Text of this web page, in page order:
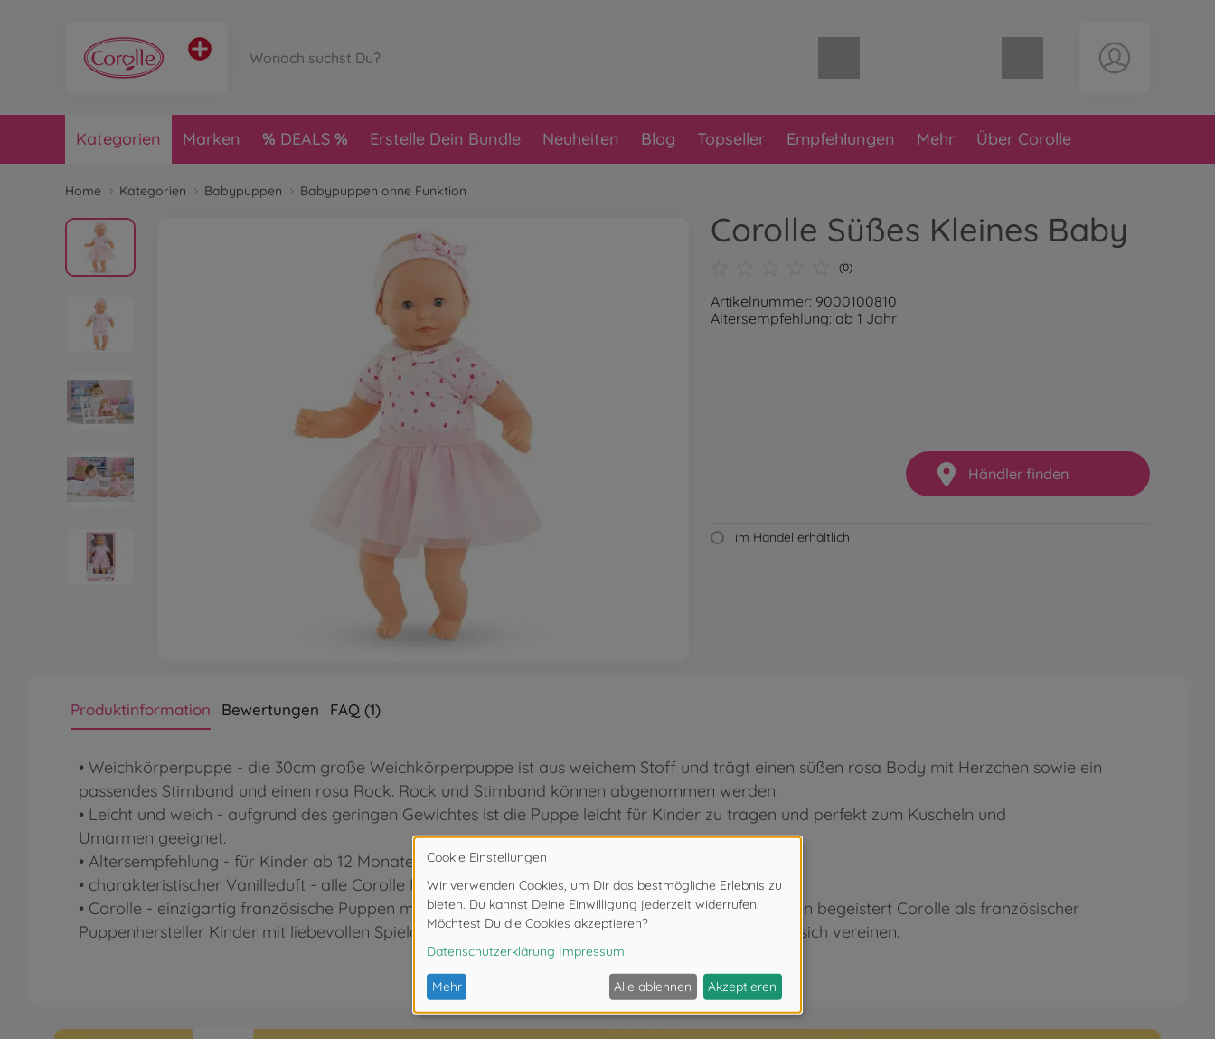
Warenkorb leer
Kategorien Marken DEALS Erstelle Dein Bundle Neuheiten Blog Topseller Empfehlungen Mehr Über Corolle
Home Kategorien Babypuppen Babypuppen ohne Funktion
Corolle Süßes Kleines Baby
(0)
Artikelnummer: 9000100810
Altersempfehlung: ab 1 Jahr
Händler finden
im Handel erhältlich
Produktinformation Bewertungen FAQ (1)
• Weichkörperpuppe - die 30cm große Weichkörperpuppe ist aus weichem Stoff und trägt einen süßen rosa Body mit Herzchen sowie ein
passendes Stirnband und einen rosa Rock. Rock und Stirnband können abgenommen werden.
• Leicht und weich - aufgrund des geringen Gewichtes ist die Puppe leicht für Kinder zu tragen und perfekt zum Kuscheln und
Umarmen geeignet.
• Altersempfehlung - für Kinder ab 12 Monaten geeignet.
• charakteristischer Vanilleduft - alle Corolle Puppen riechen angenehm zart nach Vanille
• Corolle - einzigartig französische Puppen mit einem zarten Duft von Vanille. Seit vier Jahrzehnten begeistert Corolle als französischer
Puppenhersteller Kinder mit liebevollen Spielgefährten, die Fantasie und den französischen Stil in sich vereinen.